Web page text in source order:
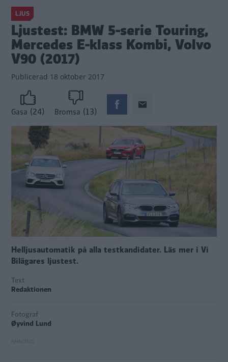
LJUS
Ljustest: BMW 5-serie Touring,
Mercedes E-klass Kombi, Volvo
V90 (2017)
Publicerad 18 oktober 2017
Gasa (24) Bromsa (13)
Helljusautomatik på alla testkandidater. Läs mer i Vi
Bilägares ljustest.
Text
Redaktionen
Fotograf
Øyvind Lund